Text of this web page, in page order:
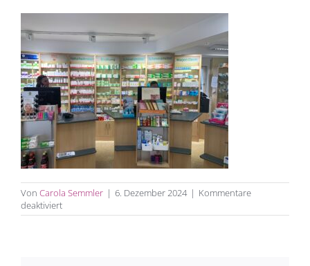
Von Carola Semmler | 6. Dezember 2024 | Kommentare
deaktiviertfür
Apotheke_St.Gallus_Bedientresen_vorher